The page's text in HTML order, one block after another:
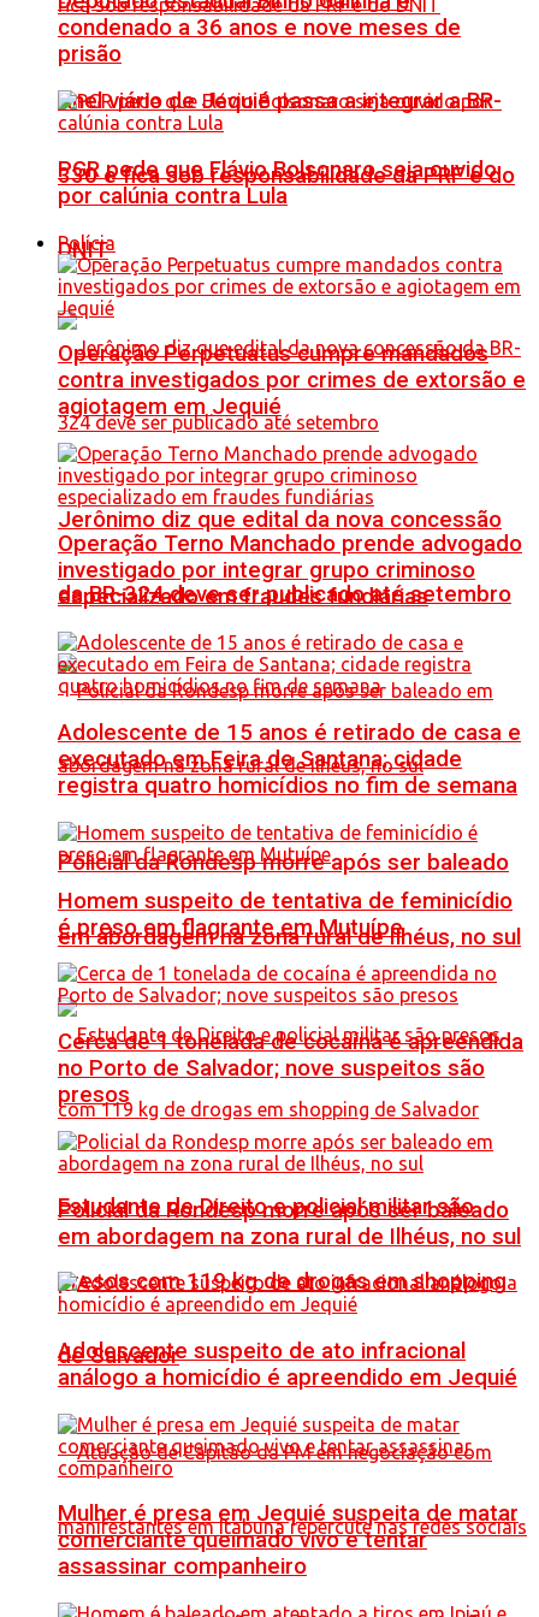
Anel viário de Jequié passa a integrar a BR-
330 e fica sob responsabilidade da PRF e do
DNIT
Jerônimo diz que edital da nova concessão
da BR-324 deve ser publicado até setembro
Policial da Rondesp morre após ser baleado
em abordagem na zona rural de Ilhéus, no sul
Estudante de Direito e policial militar são
presos com 119 kg de drogas em shopping
de Salvador
condenado a 36 anos e nove meses de
prisão
PGR pede que Flávio Bolsonaro seja ouvido
por calúnia contra Lula
Polícia
Operação Perpetuatus cumpre mandados
contra investigados por crimes de extorsão e
agiotagem em Jequié
Operação Terno Manchado prende advogado
investigado por integrar grupo criminoso
especializado em fraudes fundiárias
Adolescente de 15 anos é retirado de casa e
executado em Feira de Santana; cidade
registra quatro homicídios no fim de semana
Homem suspeito de tentativa de feminicídio
é preso em flagrante em Mutuípe
Cerca de 1 tonelada de cocaína é apreendida
no Porto de Salvador; nove suspeitos são
presos
Policial da Rondesp morre após ser baleado
em abordagem na zona rural de Ilhéus, no sul
Adolescente suspeito de ato infracional
análogo a homicídio é apreendido em Jequié
Mulher é presa em Jequié suspeita de matar
comerciante queimado vivo e tentar
assassinar companheiro